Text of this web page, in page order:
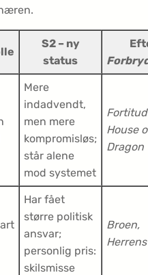
S2 – ny
status
Mere
indadvendt,
men mere
kompromisløs;
står alene
mod systemet
House
Dragon
Har fået
større politisk
ansvar;
personlig pris:
skilsmisse
Broen,